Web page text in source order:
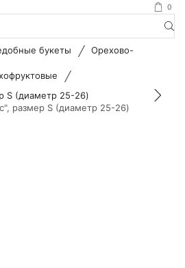
0
input
букеты / Орехово-
/